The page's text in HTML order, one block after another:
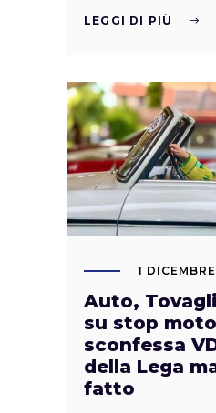
LEGGI DI PIÙ
1
Auto,
su stop
sconfessa
della Lega
fatto